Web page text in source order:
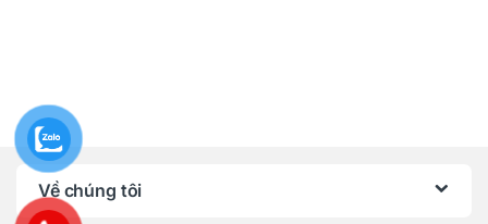
Về chúng tôi